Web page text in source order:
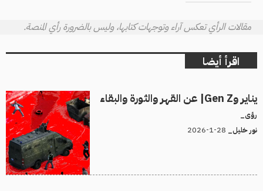
مقالات الرأي تعكس آراء وتوجهات كتابها، وليس بالضرورة رأي المنصة.
اقرأ أيضا
يناير وGen Z| عن القهر والثورة والبقاء
رؤى_
نور خليل_